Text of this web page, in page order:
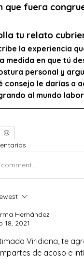
que fuera
tu relato
la experiencia
medida en que tú
personal y
consejo le darías a
al mundo
Hernández
18, 2021
Viridiana, te
de acoso e